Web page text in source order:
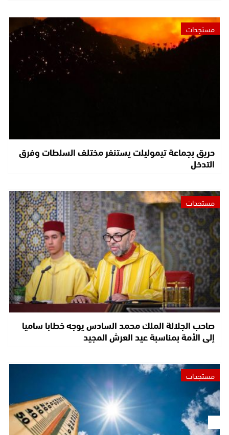
مستجدات
حريق بجماعة تيموليلت يستنفر مختلف السلطات وفرق
التدخل
مستجدات
صاحب الجلالة الملك محمد السادس يوجه خطابا ساميا
إلى الأمة بمناسبة عيد العرش المجيد
مستجدات